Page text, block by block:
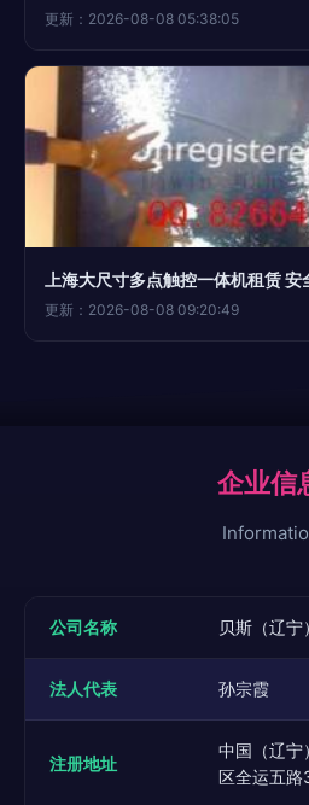
更新：2026-08-08 05:38:05
更新：2026-08-08 09:20:49
企业信
公司名称 贝斯（辽宁
法人代表 孙宗霞
注册地址
中国（辽宁
区全运五